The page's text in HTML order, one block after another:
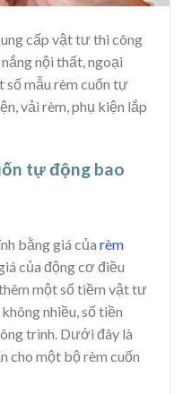
cấp vật tư thi công
nội thất, ngoại
mẫu rèm cuốn tự
vải rèm, phụ kiện lắp
tự động bao
bằng giá của rèm
của động cơ điều
một số tiềm vật tư
nhiều, số tiền
trình. Dưới đây là
cho một bộ rèm cuốn